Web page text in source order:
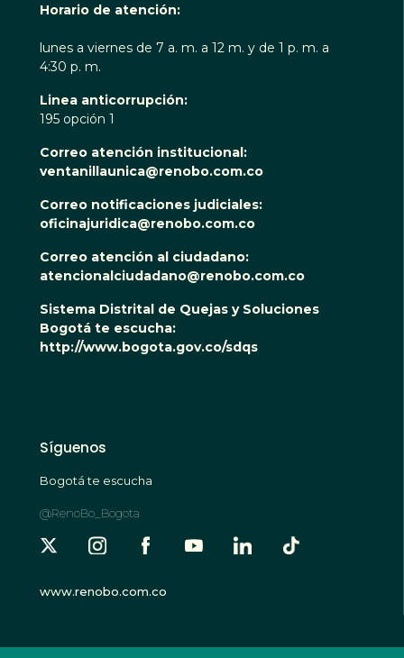
Horario de atención:
lunes a viernes de 7 a. m. a 12 m. y de 1 p. m. a
4:30 p. m.
Linea anticorrupción:
195 opción 1
Correo atención institucional:
ventanillaunica@renobo.com.co
Correo notificaciones judiciales:
oficinajuridica@renobo.com.co
Correo atención al ciudadano:
atencionalciudadano@renobo.com.co
Sistema Distrital de Quejas y Soluciones
Bogotá te escucha:
http://www.bogota.gov.co/sdqs
Síguenos
Bogotá te escucha
@RenoBo_Bogota
www.renobo.com.co